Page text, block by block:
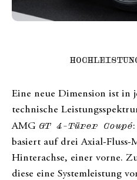
Eine neue Dimension ist in
technische
AMG GT 4-Türer Coupé
basiert auf drei Axial-Fluss-
Hinterachse, einer vorne.
diese eine Systemleistung